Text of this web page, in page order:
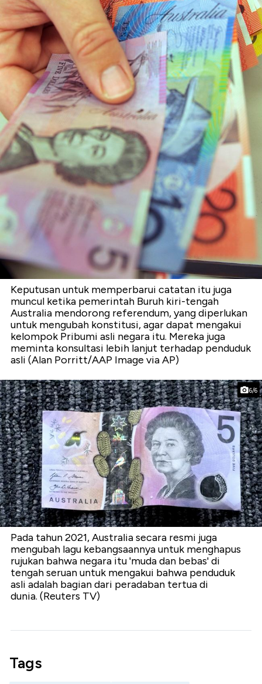
Keputusan untuk memperbarui catatan itu juga
muncul ketika pemerintah Buruh kiri-tengah
Australia mendorong referendum, yang diperlukan
untuk mengubah konstitusi, agar dapat mengakui
kelompok Pribumi asli negara itu. Mereka juga
meminta konsultasi lebih lanjut terhadap penduduk
asli (Alan Porritt/AAP Image via AP)
6/6
Pada tahun 2021, Australia secara resmi juga
mengubah lagu kebangsaannya untuk menghapus
rujukan bahwa negara itu 'muda dan bebas' di
tengah seruan untuk mengakui bahwa penduduk
asli adalah bagian dari peradaban tertua di
dunia. (Reuters TV)
Tags